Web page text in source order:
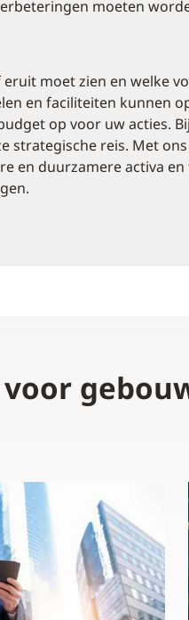
moeten
moet zien en welke
en faciliteiten kunnen
op voor uw acties.
strategische reis. Met
en duurzamere activa